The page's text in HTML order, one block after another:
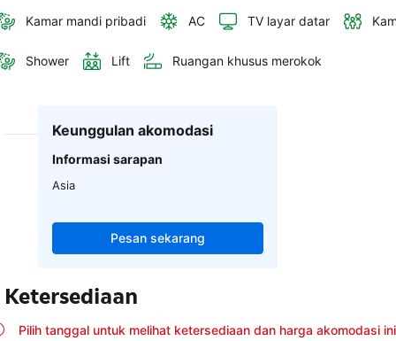
Kamar mandi pribadi AC TV layar datar
Shower Lift Ruangan khusus merokok
Keunggulan akomodasi
Informasi sarapan
Asia
Pesan sekarang
Ketersediaan
Pilih tanggal untuk melihat ketersediaan dan harga akomodasi ini